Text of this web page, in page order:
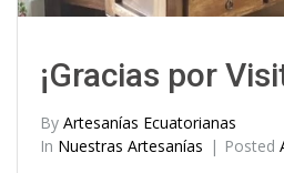
¡Gracias por
By Artesanías Ecuatorianas
In Nuestras Artesanías Posted